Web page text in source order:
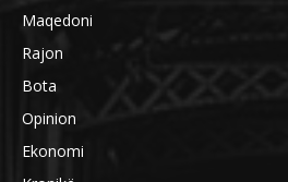
Maqedoni
Rajon
Bota
Opinion
Ekonomi